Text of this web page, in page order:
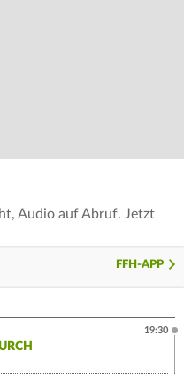
Audio auf Abruf. Jetzt
FFH-APP
19:30